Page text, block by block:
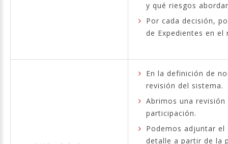
y qué riesgos
Por cada decisión,
de Expedientes en
En la definición de
revisión del sistema.
Abrimos una
participación.
Podemos adjuntar
detalle a partir de la